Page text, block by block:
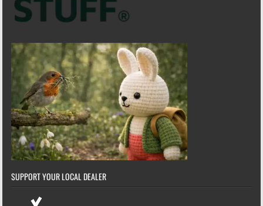
SUPPORT YOUR LOCAL DEALER